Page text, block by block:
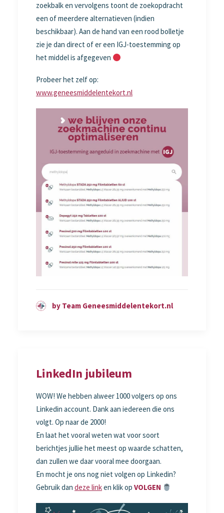
zoekbalk en vervolgens toont de zoekopdracht
een of meerdere alternatieven (indien
beschikbaar). Aan de hand van een rood bolletje
zie je dan direct of er een IGJ-toestemming op
het middel is afgegeven
Probeer het zelf op:
www.geneesmiddelentekort.nl
by Team Geneesmiddelentekort.nl
LinkedIn jubileum
WOW! We hebben alweer 1000 volgers op ons
Linkedin account. Dank aan iedereen die ons
volgt. Op naar de 2000!
En laat het vooral weten wat voor soort
berichtjes jullie het meest op waarde schatten,
dan zullen we daar vooral mee doorgaan.
En mocht je ons nog niet volgen op Linkedin?
Gebruik dan deze linken klik op VOLGEN